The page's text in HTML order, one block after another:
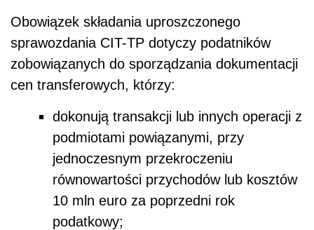
Obowiązek składania uproszczonego
sprawozdania CIT-TP dotyczy podatników
zobowiązanych do sporządzania dokumentacji
cen transferowych, którzy:
dokonują transakcji lub innych operacji z
podmiotami powiązanymi, przy
jednoczesnym przekroczeniu
równowartości przychodów lub kosztów
10 mln euro za poprzedni rok
podatkowy;